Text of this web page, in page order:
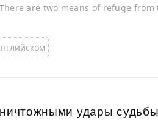
are two means of refuge
удары